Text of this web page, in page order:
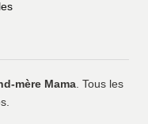
mère Mama. Tous les